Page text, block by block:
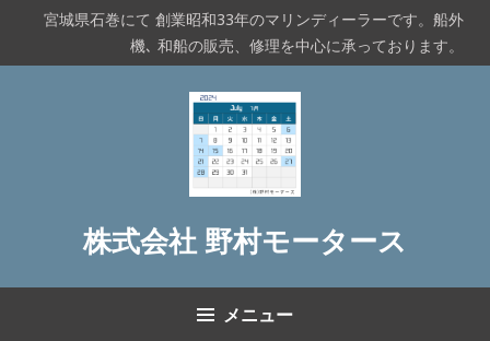
テ
宮城県石巻にて 創業昭和33年のマリンディーラーです。船外
機､ 和船の販売、修理を中心に承っております。
株式会社 野村モータース
メニュー